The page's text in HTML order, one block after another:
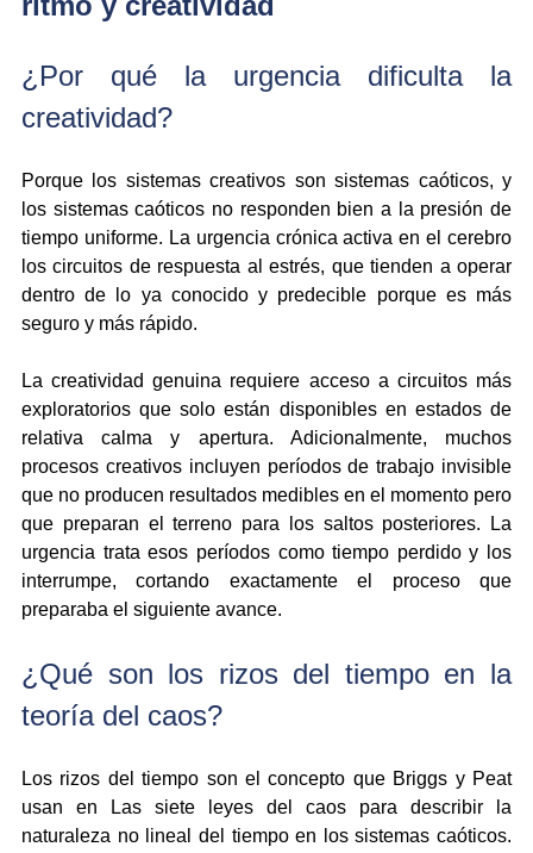
¿Por qué la urgencia dificulta la
creatividad?
Porque los sistemas creativos son sistemas caóticos, y
los sistemas caóticos no responden bien a la presión de
tiempo uniforme. La urgencia crónica activa en el cerebro
los circuitos de respuesta al estrés, que tienden a operar
dentro de lo ya conocido y predecible porque es más
seguro y más rápido.
La creatividad genuina requiere acceso a circuitos más
exploratorios que solo están disponibles en estados de
relativa calma y apertura. Adicionalmente, muchos
procesos creativos incluyen períodos de trabajo invisible
que no producen resultados medibles en el momento pero
que preparan el terreno para los saltos posteriores. La
urgencia trata esos períodos como tiempo perdido y los
interrumpe, cortando exactamente el proceso que
preparaba el siguiente avance.
¿Qué son los rizos del tiempo en la
teoría del caos?
Los rizos del tiempo son el concepto que Briggs y Peat
usan en Las siete leyes del caos para describir la
naturaleza no lineal del tiempo en los sistemas caóticos.